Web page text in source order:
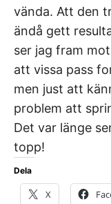
vända. Att den
ändå gett
ser jag fram
att vissa pass
men just att
problem att
Det var länge
topp!
Dela
X